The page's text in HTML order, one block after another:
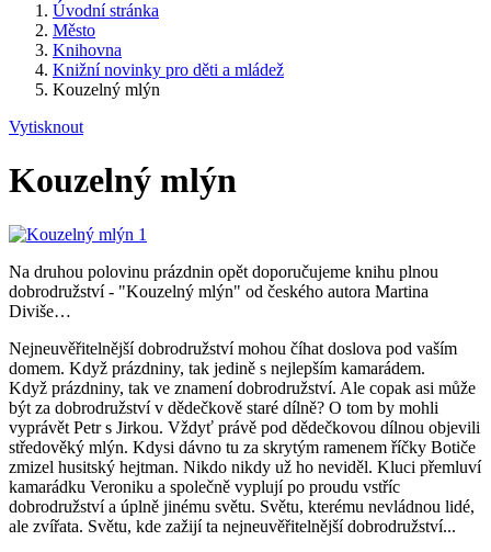
Úvodní stránka
Město
Knihovna
Knižní novinky pro děti a mládež
Kouzelný mlýn
Vytisknout
Kouzelný mlýn
Na druhou polovinu prázdnin opět doporučujeme knihu plnou
dobrodružství - "Kouzelný mlýn" od českého autora Martina
Diviše…
Nejneuvěřitelnější dobrodružství mohou číhat doslova pod vaším
domem. Když prázdniny, tak jedině s nejlepším kamarádem.
Když prázdniny, tak ve znamení dobrodružství. Ale copak asi může
být za dobrodružství v dědečkově staré dílně? O tom by mohli
vyprávět Petr s Jirkou. Vždyť právě pod dědečkovou dílnou objevili
středověký mlýn. Kdysi dávno tu za skrytým ramenem říčky Botiče
zmizel husitský hejtman. Nikdo nikdy už ho neviděl. Kluci přemluví
kamarádku Veroniku a společně vyplují po proudu vstříc
dobrodružství a úplně jinému světu. Světu, kterému nevládnou lidé,
ale zvířata. Světu, kde zažijí ta nejneuvěřitelnější dobrodružství...